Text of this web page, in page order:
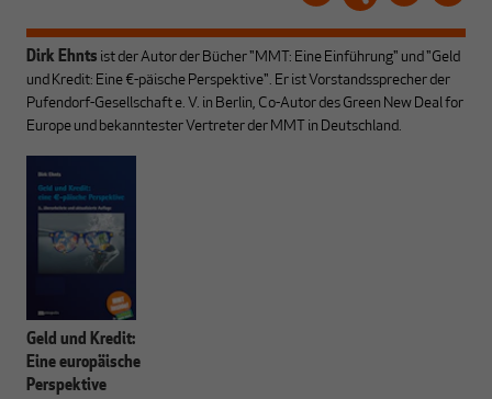
Dirk Ehnts ist der Autor der Bücher "MMT: Eine Einführung" und "Geld
und Kredit: Eine €-päische Perspektive". Er ist Vorstandssprecher der
Pufendorf-Gesellschaft e. V. in Berlin, Co-Autor des Green New Deal for
Europe und bekanntester Vertreter der MMT in Deutschland.
Geld und Kredit:
Eine europäische
Perspektive